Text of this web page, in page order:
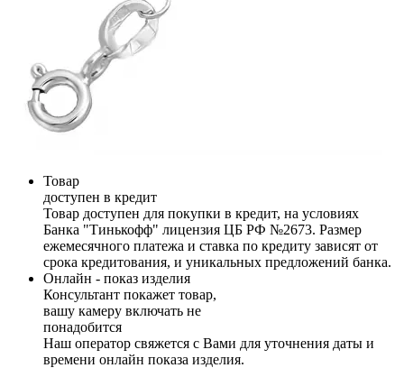
Товар
доступен в кредит
Товар доступен для покупки в кредит, на условиях
Банка "Тинькофф" лицензия ЦБ РФ №2673. Размер
ежемесячного платежа и ставка по кредиту зависят от
срока кредитования, и уникальных предложений банка.
Онлайн - показ изделия
Консультант покажет товар,
вашу камеру включать не
понадобится
Наш оператор свяжется с Вами для уточнения даты и
времени онлайн показа изделия.